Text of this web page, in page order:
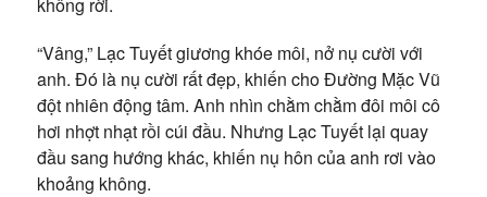
“Vâng,” Lạc Tuyết giương khóe môi, nở nụ cười với
anh. Đó là nụ cười rất đẹp, khiến cho Đường Mặc Vũ
đột nhiên động tâm. Anh nhìn chằm chằm đôi môi cô
hơi nhợt nhạt rồi cúi đầu. Nhưng Lạc Tuyết lại quay
đầu sang hướng khác, khiến nụ hôn của anh rơi vào
khoảng không.